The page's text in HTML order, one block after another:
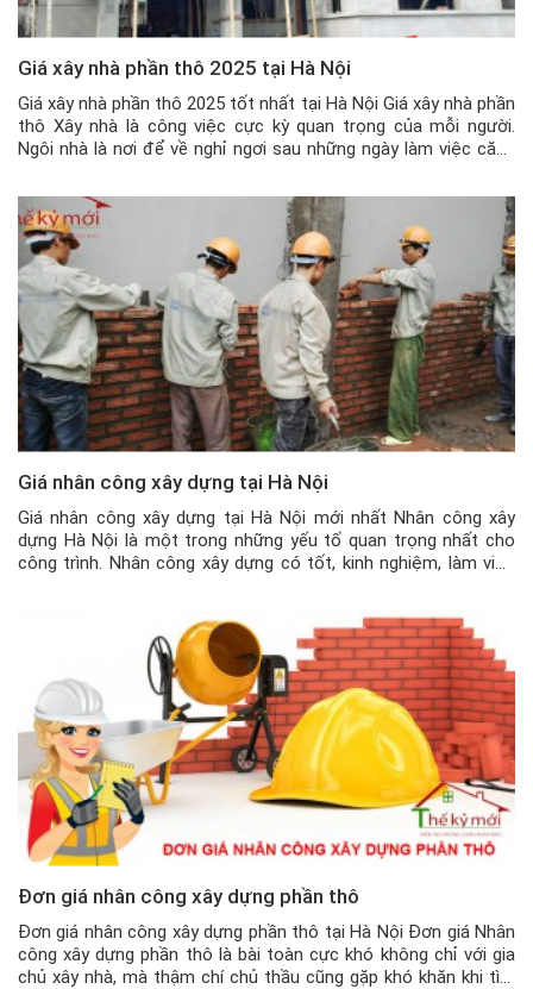
Giá xây nhà phần thô 2025 tại Hà Nội
Giá xây nhà phần thô 2025 tốt nhất tại Hà Nội Giá xây nhà phần
thô Xây nhà là công việc cực kỳ quan trọng của mỗi người.
Ngôi nhà là nơi để về nghỉ ngơi sau những ngày làm việc căng
Giá nhân công xây dựng tại Hà Nội
Giá nhân công xây dựng tại Hà Nội mới nhất Nhân công xây
dựng Hà Nội là một trong những yếu tố quan trọng nhất cho
công trình. Nhân công xây dựng có tốt, kinh nghiệm, làm việc
Đơn giá nhân công xây dựng phần thô
Đơn giá nhân công xây dựng phần thô tại Hà Nội Đơn giá Nhân
công xây dựng phần thô là bài toàn cực khó không chỉ với gia
chủ xây nhà, mà thậm chí chủ thầu cũng gặp khó khăn khi tìm